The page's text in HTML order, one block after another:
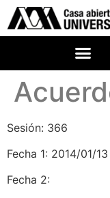
Sesión: 366
Fecha 1: 2014/01/13
Fecha 2: